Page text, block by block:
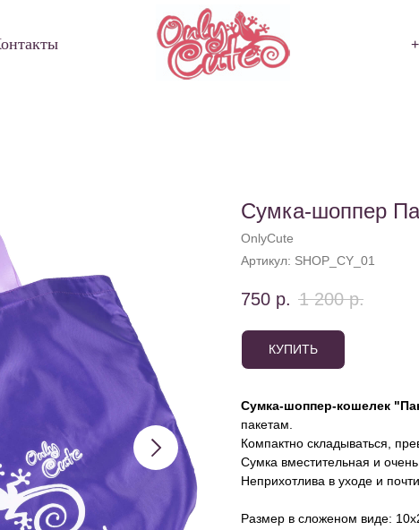
Сумка-шоппер
OnlyCute
Артикул: SHOP_CY_01
750 р. 1 200 р.
КУПИТЬ
Сумка-шоппер-кошелек
пакетам.
Компактно складываться,
Сумка вместительная и
Неприхотлива в уходе и
Размер в сложеном виде: